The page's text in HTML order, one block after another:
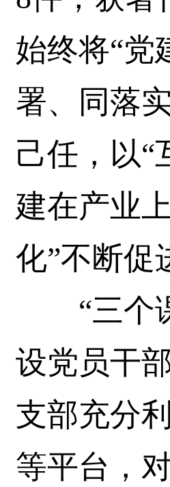
始终将“党
署、同落
己任，以“
建在产业
化”不断促
“三个课
设党员干
支部充分
等平台，